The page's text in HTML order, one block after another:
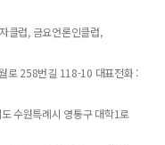
클럽, 금요언론인클럽,
로 258번길 118-10 대표전화 :
수원특례시 영통구 대학1로